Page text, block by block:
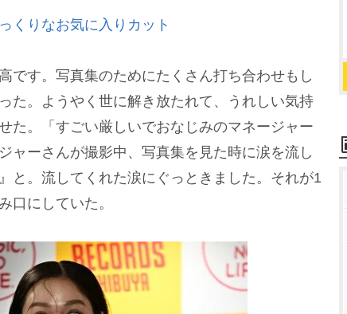
くりなお気に入りカット
です。写真集のためにたくさん打ち合わせもし
た。ようやく世に解き放たれて、うれしい気持
た。「すごい厳しいでおなじみのマネージャー
ャーさんが撮影中、写真集を見た時に涙を流し
と。流してくれた涙にぐっときました。それが1
口にしていた。